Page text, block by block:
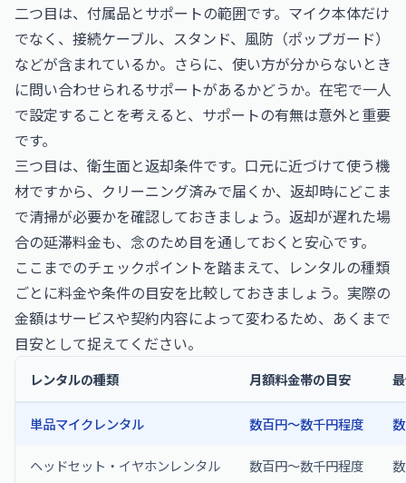
二つ目は、付属品とサポートの範囲です。マイク本体だけ
でなく、接続ケーブル、スタンド、風防（ポップガード）
などが含まれているか。さらに、使い方が分からないとき
に問い合わせられるサポートがあるかどうか。在宅で一人
で設定することを考えると、サポートの有無は意外と重要
です。
三つ目は、衛生面と返却条件です。口元に近づけて使う機
材ですから、クリーニング済みで届くか、返却時にどこま
で清掃が必要かを確認しておきましょう。返却が遅れた場
合の延滞料金も、念のため目を通しておくと安心です。
ここまでのチェックポイントを踏まえて、レンタルの種類
ごとに料金や条件の目安を比較しておきましょう。実際の
金額はサービスや契約内容によって変わるため、あくまで
目安として捉えてください。
レンタルの種類 月額料金帯の目安
単品マイクレンタル 数百円〜数千円程度
ヘッドセット・イヤホンレンタル 数百円〜数千円程度